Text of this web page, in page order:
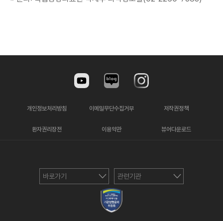
개인정보처리방침 이메일무단수집거부 저작권정책
환자권리장전 이용약관 뷰어다운로드
바로가기 관련기관